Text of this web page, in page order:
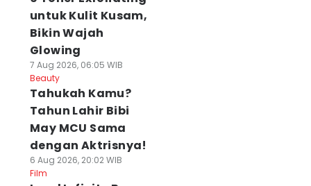
untuk Kulit Kusam,
Bikin Wajah
Glowing
7 Aug 2026, 06:05 WIB
Beauty
Tahukah Kamu?
Tahun Lahir Bibi
May MCU Sama
dengan Aktrisnya!
6 Aug 2026, 20:02 WIB
Film